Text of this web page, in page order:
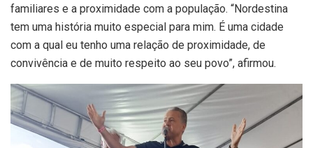
familiares e a proximidade com a população. “Nordestina
tem uma história muito especial para mim. É uma cidade
com a qual eu tenho uma relação de proximidade, de
convivência e de muito respeito ao seu povo”, afirmou.